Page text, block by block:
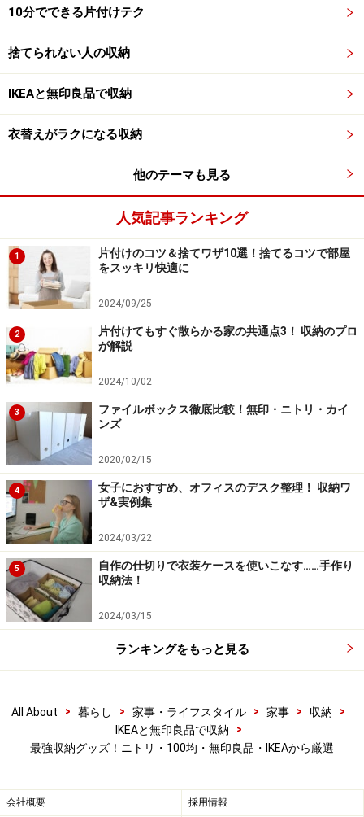
ます。
食品、日用品、衣類をまとめるときに、浅めのプラカゴも便
高い場所で使うときには持ち手のあるタイプを選んで、
その持ち手にネームシールを貼るといったやり方は、片
文具コーナーで見かける、浅いレタートレイも、よく使
われています。A4サイズのものは、キッチンのキャビネ
ットや物入れの棚などの空間サイズに合わせやすいのが
利点です。幅の狭い小さな収納場所では、B5サイズにす
るといったように、書類の規格寸法を目安にすると選び
やすくなります。
また、商品ラベルにもサイズ表示がされていることが多
いので、家の収納を計測してメモ書きを持ち歩いている
と、100均に立ち寄ったときに最適なものに出会える確
率が上がります。
無印良品の収納グッズ：ファイルボックス
や引き出しケースで収納
ナチュラル派とかモダン派とか、インテリアの好みが違
うお家でも、戸棚の中を覗いてみると必ずと言っていい
ほど使われているのが、無印良品の収納アイテムです。
ご存知のとおり、装飾のないシンプルな仕上がりで、実
■収納グッズ5：ファイルボックス・A4用（ポリプロピレ
10分でできる片付けテク
捨てられない人の収納
IKEAと無印良品で収納
衣替えがラクになる収納
他のテーマも見る
人気記事ランキング
1
片付けのコツ＆捨てワザ10選！捨てるコツで部屋
をスッキリ快適に
2024/09/25
2
片付けてもすぐ散らかる家の共通点3！ 収納のプロ
が解説
2024/10/02
3
ファイルボックス徹底比較！無印・ニトリ・カイ
ンズ
2020/02/15
4
女子におすすめ、オフィスのデスク整理！ 収納ワ
ザ&実例集
2024/03/22
5
自作の仕切りで衣装ケースを使いこなす……手作り
収納法！
2024/03/15
ランキングをもっと見る
All About > 暮らし > 家事・ライフスタイル > 家事 > 収納
>
IKEAと無印良品で収納
>
最強収納グッズ！ニトリ・100均・無印良品・IKEAから厳選
会社概要 採用情報